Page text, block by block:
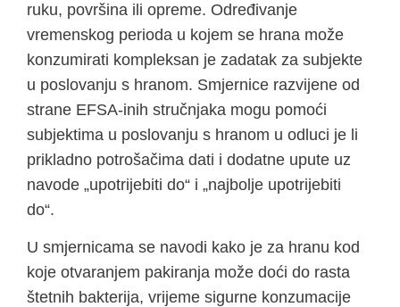
ruku, površina ili opreme. Određivanje
vremenskog perioda u kojem se hrana može
konzumirati kompleksan je zadatak za subjekte
u poslovanju s hranom. Smjernice razvijene od
strane EFSA-inih stručnjaka mogu pomoći
subjektima u poslovanju s hranom u odluci je li
prikladno potrošačima dati i dodatne upute uz
navode „upotrijebiti do“ i „najbolje upotrijebiti
do“.
U smjernicama se navodi kako je za hranu kod
koje otvaranjem pakiranja može doći do rasta
štetnih bakterija, vrijeme sigurne konzumacije